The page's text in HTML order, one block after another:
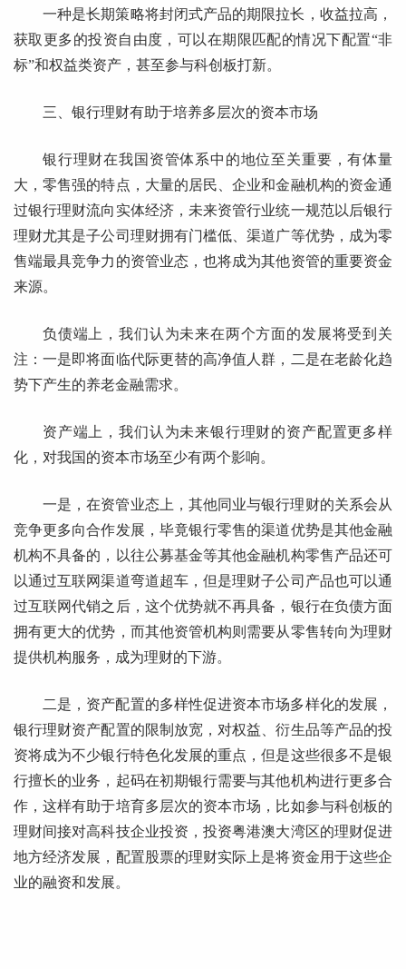
一种是长期策略将封闭式产品的期限拉长，收益拉高，
获取更多的投资自由度，可以在期限匹配的情况下配置“非
标”和权益类资产，甚至参与科创板打新。
三、银行理财有助于培养多层次的资本市场
银行理财在我国资管体系中的地位至关重要，有体量
大，零售强的特点，大量的居民、企业和金融机构的资金通
过银行理财流向实体经济，未来资管行业统一规范以后银行
理财尤其是子公司理财拥有门槛低、渠道广等优势，成为零
售端最具竞争力的资管业态，也将成为其他资管的重要资金
来源。
负债端上，我们认为未来在两个方面的发展将受到关
注：一是即将面临代际更替的高净值人群，二是在老龄化趋
势下产生的养老金融需求。
资产端上，我们认为未来银行理财的资产配置更多样
化，对我国的资本市场至少有两个影响。
一是，在资管业态上，其他同业与银行理财的关系会从
竞争更多向合作发展，毕竟银行零售的渠道优势是其他金融
机构不具备的，以往公募基金等其他金融机构零售产品还可
以通过互联网渠道弯道超车，但是理财子公司产品也可以通
过互联网代销之后，这个优势就不再具备，银行在负债方面
拥有更大的优势，而其他资管机构则需要从零售转向为理财
提供机构服务，成为理财的下游。
二是，资产配置的多样性促进资本市场多样化的发展，
银行理财资产配置的限制放宽，对权益、衍生品等产品的投
资将成为不少银行特色化发展的重点，但是这些很多不是银
行擅长的业务，起码在初期银行需要与其他机构进行更多合
作，这样有助于培育多层次的资本市场，比如参与科创板的
理财间接对高科技企业投资，投资粤港澳大湾区的理财促进
地方经济发展，配置股票的理财实际上是将资金用于这些企
业的融资和发展。